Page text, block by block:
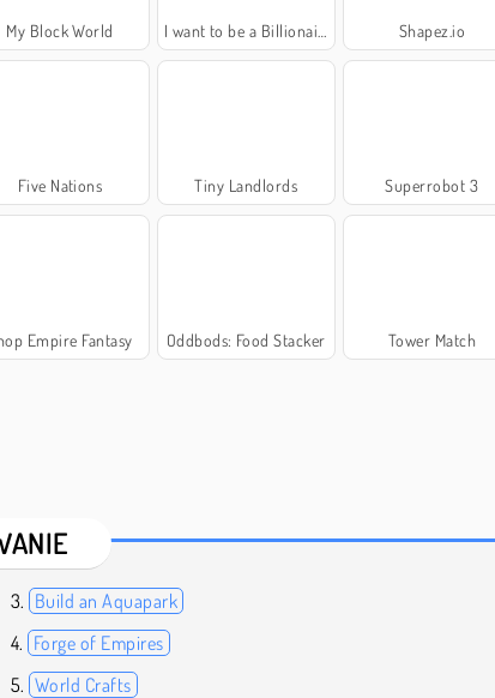
My Block World I want to be a Billionaire 2 Shapez.io
Five Nations Tiny Landlords Superrobot 3
Empire Fantasy Oddbods: Food Stacker Tower Match
Build an Aquapark
Forge of Empires
World Crafts